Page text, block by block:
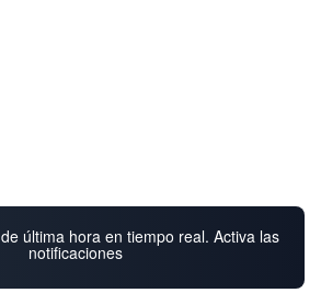
última hora en tiempo real. Activa las
notificaciones